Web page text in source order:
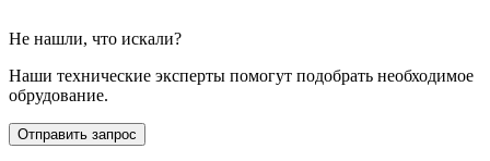
Не нашли, что искали?
Наши технические эксперты помогут подобрать необходимое
обрудование.
Отправить запрос